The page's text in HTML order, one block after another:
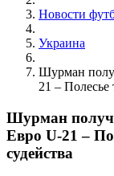
Новости
Украина
Шурман
21 – Полесье
Шурман
Евро U-21 –
судейства